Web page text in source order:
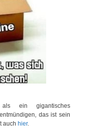
ein gigantisches
das ist sein
auch hier.